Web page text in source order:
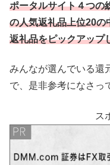
ポータルサイト４つの
の人気返礼品上位20の
返礼品をピックアップ
みんなが選んでいる還
で、是非参考になさっ
ス